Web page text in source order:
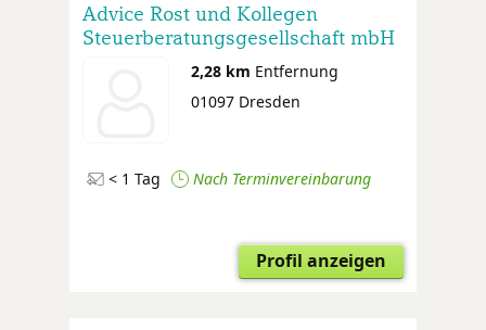
Advice Rost und Kollegen
Steuerberatungsgesellschaft mbH
2,28 km Entfernung
01097 Dresden
< 1 Tag Nach Terminvereinbarung
Profil anzeigen